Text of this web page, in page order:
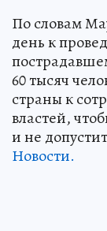
По словам
день к
60 тысяч
страны к
властей,
и не
Новости.